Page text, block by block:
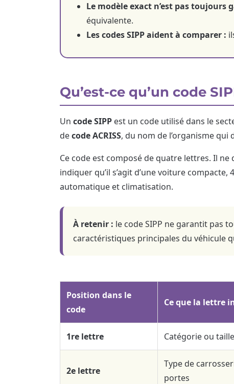
Le modèle exact n’est pas toujours
équivalente.
Les codes SIPP aident à comparer :
Qu’est-ce qu’un code
Un code SIPP est un code utilisé dans le
decode ACRISS, du nom de l’organisme
Ce code est composé de quatre lettres. Il
indiquer qu’il s’agit d’une voiture
automatique et climatisation.
À retenir : le code SIPP ne garantit pas
caractéristiques principales du véhicule
Position dans le
code
Ce que la lettre
1re lettre Catégorie ou
2e lettre
Type de
portes